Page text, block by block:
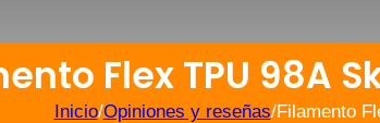
Flex TPU 98A
Inicio/Opiniones y reseñas/Filamento